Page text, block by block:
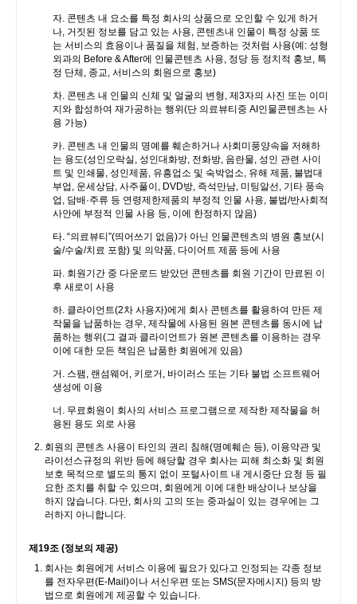
자. 콘텐츠 내 요소를 특정 회사의 상품으로 오인할 수 있게 하거
나, 거짓된 정보를 담고 있는 사용, 콘텐츠내 인물이 특정 상품 또
는 서비스의 효용이나 품질을 체험, 보증하는 것처럼 사용(예: 성형
외과의 Before & After에 인물콘텐츠 사용, 정당 등 정치적 홍보, 특
정 단체, 종교, 서비스의 회원으로 홍보)
차. 콘텐츠 내 인물의 신체 및 얼굴의 변형, 제3자의 사진 또는 이미
지와 합성하여 재가공하는 행위(단 의료뷰티중 AI인물콘텐츠는 사
용 가능)
카. 콘텐츠 내 인물의 명예를 훼손하거나 사회미풍양속을 저해하
는 용도(성인오락실, 성인대화방, 전화방, 음란물, 성인 관련 사이
트 및 인쇄물, 성인제품, 유흥업소 및 숙박업소, 유해 제품, 불법대
부업, 운세상담, 사주풀이, DVD방, 즉석만남, 미팅알선, 기타 풍속
업, 담배·주류 등 연령제한제품의 부정적 인물 사용, 불법/반사회적
사안에 부정적 인물 사용 등, 이에 한정하지 않음)
타. “의료뷰티”(띄어쓰기 없음)가 아닌 인물콘텐츠의 병원 홍보(시
술/수술/치료 포함) 및 의약품, 다이어트 제품 등에 사용
파. 회원기간 중 다운로드 받았던 콘텐츠를 회원 기간이 만료된 이
후 새로이 사용
하. 클라이언트(2차 사용자)에게 회사 콘텐츠를 활용하여 만든 제
작물을 납품하는 경우, 제작물에 사용된 원본 콘텐츠를 동시에 납
품하는 행위(그 결과 클라이언트가 원본 콘텐츠를 이용하는 경우
이에 대한 모든 책임은 납품한 회원에게 있음)
거. 스팸, 랜섬웨어, 키로거, 바이러스 또는 기타 불법 소프트웨어
생성에 이용
너. 무료회원이 회사의 서비스 프로그램으로 제작한 제작물을 허
용된 용도 외로 사용
회원의 콘텐츠 사용이 타인의 권리 침해(명예훼손 등), 이용약관 및
라이선스규정의 위반 등에 해당할 경우 회사는 피해 최소화 및 회원
보호 목적으로 별도의 통지 없이 포털사이트 내 게시중단 요청 등 필
요한 조치를 취할 수 있으며, 회원에게 이에 대한 배상이나 보상을
하지 않습니다. 다만, 회사의 고의 또는 중과실이 있는 경우에는 그
러하지 아니합니다.
제19조 (정보의 제공)
회사는 회원에게 서비스 이용에 필요가 있다고 인정되는 각종 정보
를 전자우편(E-Mail)이나 서신우편 또는 SMS(문자메시지) 등의 방
법으로 회원에게 제공할 수 있습니다.